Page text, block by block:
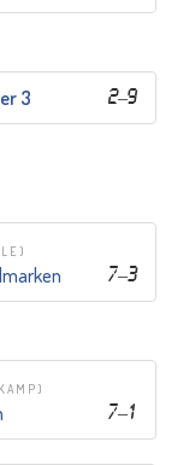
2–9
3
7–3
7–1